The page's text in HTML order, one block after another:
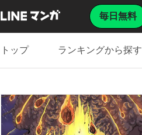
毎日無料
トップ ランキングから探す